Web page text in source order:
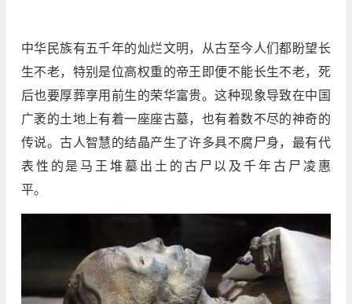
中华民族有五千年的灿烂文明，从古至今人们都盼望长
生不老，特别是位高权重的帝王即便不能长生不老，死
后也要厚葬享用前生的荣华富贵。这种现象导致在中国
广袤的土地上有着一座座古墓，也有着数不尽的神奇的
传说。古人智慧的结晶产生了许多具不腐尸身，最有代
表性的是马王堆墓出土的古尸以及千年古尸凌惠
平。